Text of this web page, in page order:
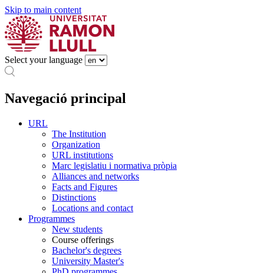
Skip to main content
Select your language
Navegació principal
URL
The Institution
Organization
URL institutions
Marc legislatiu i normativa pròpia
Alliances and networks
Facts and Figures
Distinctions
Locations and contact
Programmes
New students
Course offerings
Bachelor's degrees
University Master's